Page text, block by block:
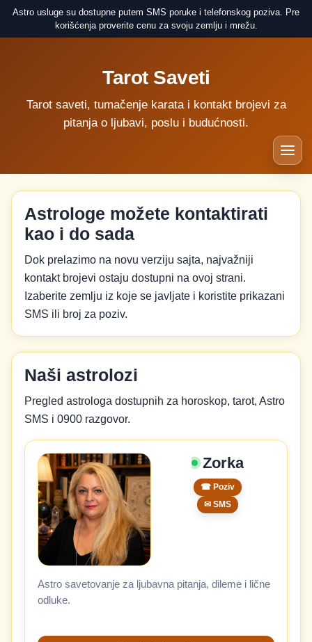
Astro usluge su dostupne putem SMS poruke i telefonskog poziva. Pre
korišćenja proverite cenu za svoju zemlju i mrežu.
Tarot Saveti
Tarot saveti, tumačenje karata i kontakt brojevi za
pitanja o ljubavi, poslu i budućnosti.
Astrologe možete kontaktirati
kao i do sada
Dok prelazimo na novu verziju sajta, najvažniji
kontakt brojevi ostaju dostupni na ovoj strani.
Izaberite zemlju iz koje se javljate i koristite prikazani
SMS ili broj za poziv.
Naši astrolozi
Pregled astrologa dostupnih za horoskop, tarot, Astro
SMS i 0900 razgovor.
Zorka
☎ Poziv
✉ SMS
Astro savetovanje za ljubavna pitanja, dileme i lične
odluke.